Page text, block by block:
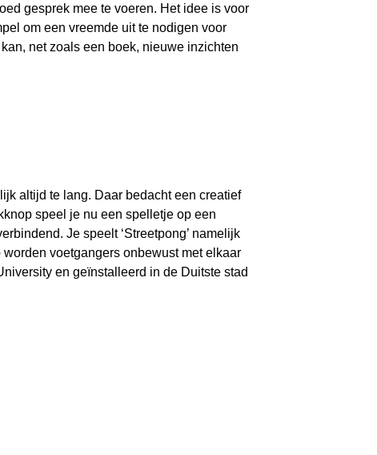
gesprek mee te voeren. Het idee is voor
om een vreemde uit te nodigen voor
net zoals een boek, nieuwe inzichten
altijd te lang. Daar bedacht een creatief
speel je nu een spelletje op een
Je speelt ‘Streetpong’ namelijk
voetgangers onbewust met elkaar
en geïnstalleerd in de Duitste stad